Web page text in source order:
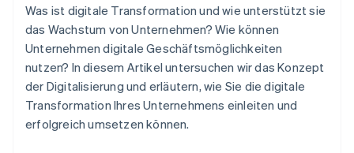
Was ist digitale Transformation und wie unterstützt sie
das Wachstum von Unternehmen? Wie können
Unternehmen digitale Geschäftsmöglichkeiten
nutzen? In diesem Artikel untersuchen wir das Konzept
der Digitalisierung und erläutern, wie Sie die digitale
Transformation Ihres Unternehmens einleiten und
erfolgreich umsetzen können.